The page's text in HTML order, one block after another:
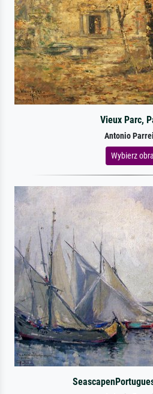
Vieux Parc,
Antonio
Wybierz